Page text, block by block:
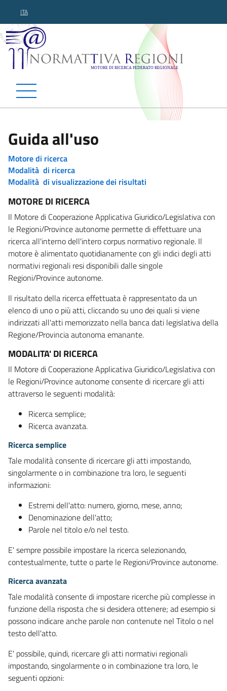
ITA
Normattiva Regioni -
Guida all'uso
Motore di ricerca
Modalità di ricerca
Modalità di visualizzazione dei risultati
MOTORE DI RICERCA
Il Motore di Cooperazione Applicativa Giuridico/Legislativa con
le Regioni/Province autonome permette di effettuare una
ricerca all'interno dell'intero corpus normativo regionale. Il
motore è alimentato quotidianamente con gli indici degli atti
normativi regionali resi disponibili dalle singole
Regioni/Province autonome.
Il risultato della ricerca effettuata è rappresentato da un
elenco di uno o più atti, cliccando su uno dei quali si viene
indirizzati all'atti memorizzato nella banca dati legislativa della
Regione/Provincia autonoma emanante.
MODALITA' DI RICERCA
Il Motore di Cooperazione Applicativa Giuridico/Legislativa con
le Regioni/Province autonome consente di ricercare gli atti
attraverso le seguenti modalità:
Ricerca semplice;
Ricerca avanzata.
Ricerca semplice
Tale modalità consente di ricercare gli atti impostando,
singolarmente o in combinazione tra loro, le seguenti
informazioni:
Estremi dell'atto: numero, giorno, mese, anno;
Denominazione dell'atto;
Parole nel titolo e/o nel testo.
E' sempre possibile impostare la ricerca selezionando,
contestualmente, tutte o parte le Regioni/Province autonome.
Ricerca avanzata
Tale modalità consente di impostare ricerche più complesse in
funzione della risposta che si desidera ottenere; ad esempio si
possono indicare anche parole non contenute nel Titolo o nel
testo dell'atto.
E' possibile, quindi, ricercare gli atti normativi regionali
impostando, singolarmente o in combinazione tra loro, le
seguenti opzioni: